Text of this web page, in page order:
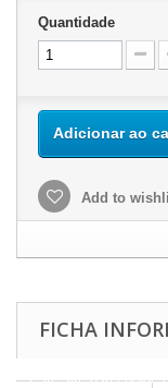
Quantidade
Adicionar ao
Add to
FICHA
Este site usa cookies